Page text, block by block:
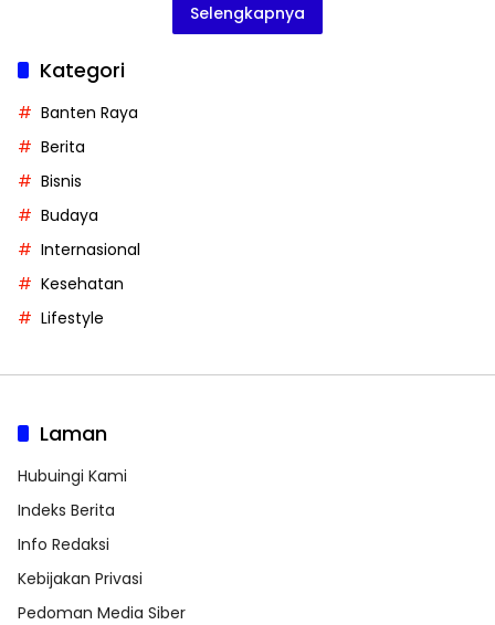
Selengkapnya
Kategori
Banten Raya
Berita
Bisnis
Budaya
Internasional
Kesehatan
Lifestyle
Laman
Hubuingi Kami
Indeks Berita
Info Redaksi
Kebijakan Privasi
Pedoman Media Siber